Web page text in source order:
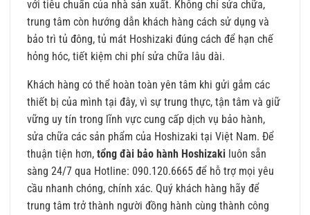
với tiêu chuẩn của nhà sản xuất. Không chỉ sửa chữa,
trung tâm còn hướng dẫn khách hàng cách sử dụng và
bảo trì tủ đông, tủ mát Hoshizaki đúng cách để hạn chế
hỏng hóc, tiết kiệm chi phí sửa chữa lâu dài.
Khách hàng có thể hoàn toàn yên tâm khi gửi gắm các
thiết bị của mình tại đây, vì sự trung thực, tận tâm và giữ
vững uy tín trong lĩnh vực cung cấp dịch vụ bảo hành,
sửa chữa các sản phẩm của Hoshizaki tại Việt Nam. Để
thuận tiện hơn, tổng đài bảo hành Hoshizaki luôn sẵn
sàng 24/7 qua Hotline: 090.120.6665 để hỗ trợ mọi yêu
cầu nhanh chóng, chính xác. Quý khách hàng hãy để
trung tâm trở thành người đồng hành cùng thành công